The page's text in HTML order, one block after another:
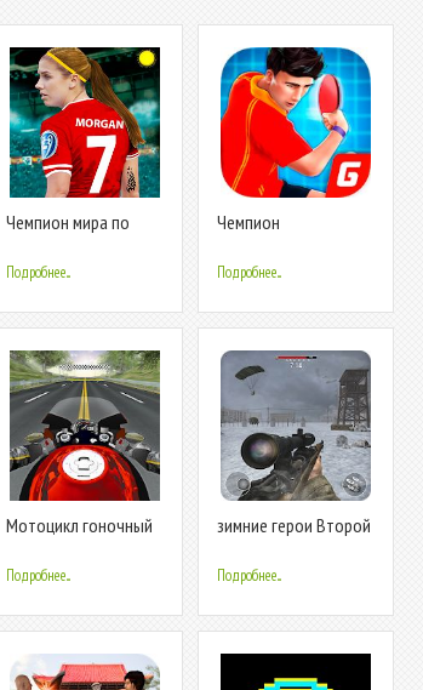
Чемпион мира по
Подробнее...
Чемпион
Подробнее...
Мотоцикл гоночный
Подробнее...
зимние герои Второй
Стрелялки
Подробнее...